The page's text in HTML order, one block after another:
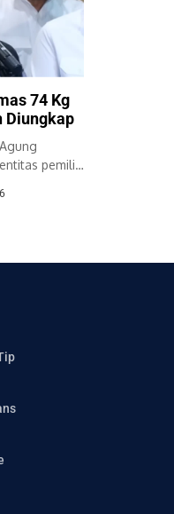
74 Kg
Diungkap
pemilik